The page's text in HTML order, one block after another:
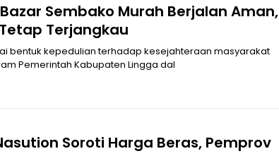
Sembako Murah Berjalan Aman,
Terjangkau
bentuk kepedulian terhadap kesejahteraan masyarakat
Pemerintah Kabupaten Lingga dal
Soroti Harga Beras, Pemprov